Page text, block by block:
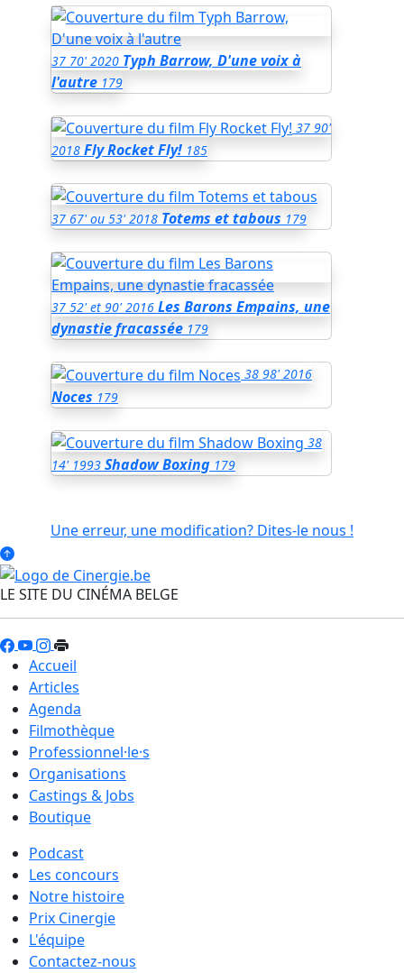
37 70' 2020 Typh Barrow, D'une voix à
l'autre 179
37 90'
2018 Fly Rocket Fly! 185
37 67' ou 53' 2018 Totems et tabous 179
37 52' et 90' 2016 Les Barons Empains, une
dynastie fracassée 179
38 98' 2016
Noces 179
38
14' 1993 Shadow Boxing 179
Une erreur, une modification? Dites-le nous !
LE SITE DU CINÉMA BELGE
Accueil
Articles
Agenda
Filmothèque
Professionnel·le·s
Organisations
Castings & Jobs
Boutique
Podcast
Les concours
Notre histoire
Prix Cinergie
L'équipe
Contactez-nous